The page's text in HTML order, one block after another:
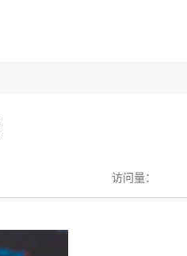
访问量：